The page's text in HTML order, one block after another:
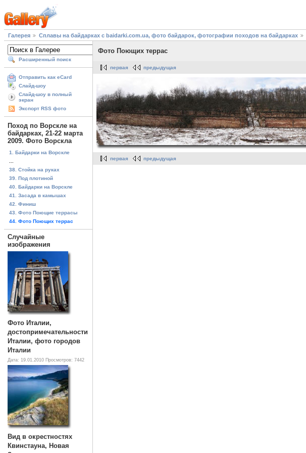
Галерея Сплавы на байдарках с baidarki.com.ua, фото байдарок, фотографии походов на байдарках
Расширенный поиск
Отправить как eCard
Слайд-шоу
Слайд-шоу в полный
экран
Экспорт RSS фото
Поход по Ворскле на
байдарках, 21-22 марта
2009. Фото Ворскла
1. Байдарки на Ворскле
38. Стойка на руках
39. Под плотиной
40. Байдарки на Ворскле
41. Засада в камышах
42. Финиш
43. Фото Поющие террасы
44. Фото Поющих террас
Случайные
изображения
Фото Италии,
достопримечательности
Италии, фото городов
Италии
Дата: 19.01.2010 Просмотров: 7442
Вид в окрестностях
Квинстауна, Новая
Фото Поющих террас
первая предыдущая
первая предыдущая